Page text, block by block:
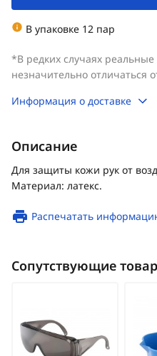
В упаковке 12 пар
*В редких случаях
незначительно отличаться
Информация о доставке
Описание
Для защиты кожи рук от
Материал: латекс.
Распечатать
Сопутствующие